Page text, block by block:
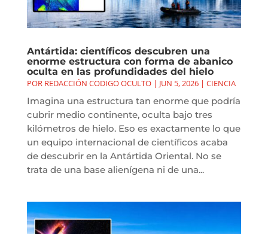
Antártida: científicos descubren una
enorme estructura con forma de abanico
oculta en las profundidades del hielo
POR REDACCIÓN CODIGO OCULTO| JUN 5, 2026| CIENCIA
Imagina una estructura tan enorme que podría
cubrir medio continente, oculta bajo tres
kilómetros de hielo. Eso es exactamente lo que
un equipo internacional de científicos acaba
de descubrir en la Antártida Oriental. No se
trata de una base alienígena ni de una...